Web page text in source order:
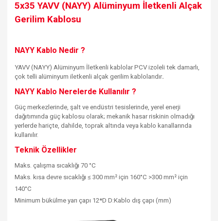
5x35 YAVV (NAYY) Alüminyum İletkenli Alçak
Gerilim Kablosu
NAYY Kablo Nedir ?
YAVV (NAYY) Alüminyum İletkenli kablolar PCV izoleli tek damarlı,
çok telli alüminyum iletkenli alçak gerilim kablolarıdır.
NAYY Kablo Nerelerde Kullanılır ?
Güç merkezlerinde, şalt ve endüstri tesislerinde, yerel enerji
dağıtımında güç kablosu olarak; mekanik hasar riskinin olmadığı
yerlerde hariçte, dahilde, toprak altında veya kablo kanallarında
kullanılır.
Teknik Özellikler
Maks. çalışma sıcaklığı 70 °C
Maks. kısa devre sıcaklığı ≤ 300 mm² için 160°C >300 mm² için
140°C
Minimum bükülme yarı çapı 12*D D:Kablo dış çapı (mm)